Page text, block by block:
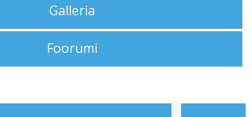
Galleria
Foorumi